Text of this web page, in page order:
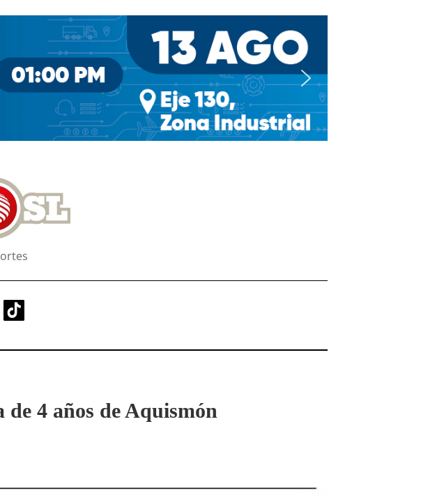
4 años de Aquismón